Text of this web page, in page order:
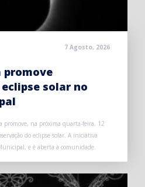
7 Agosto, 2026
promove
solar no
promove, na próxima quarta-feira, 12
do eclipse solar. A iniciativa
e é aberta à comunidade.